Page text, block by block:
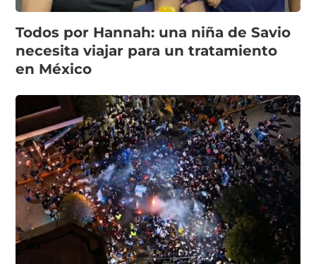
Todos por Hannah: una niña de Savio
necesita viajar para un tratamiento
en México